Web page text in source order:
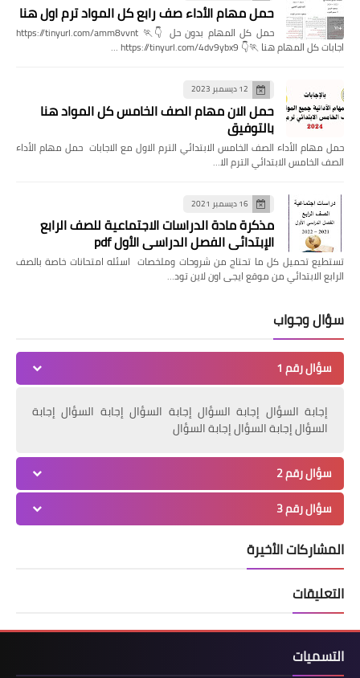
حمل مهام الأداء صف رابع كل المواد ترم اول هنا
حمل كل المهام بدون حل 👇🏃 https://tinyurl.com/amm8vvnt
اجابات كل المهام هنا 🏃👇 https://tinyurl.com/4dv9ybx9 …
12 ديسمبر 2023
حمل الان مهام الصف الخامس كل المواد هنا
بالتوفيق
حمل مهام الأداء الصف الخامس الابتدائي الترم الاول مع الاجابات حمل مهام الأداء
الصف الخامس الابتدائي الترم الا…
16 ديسمبر 2021
مذكرة مادة الدراسات الاجتماعية للصف الرابع
الإبتدائي الفصل الدراسي الأول pdf
تستطيع تحميل كل ما تحتاج من شروحات وملخصات اسئله امتحانات خاصة بالصف
الرابع الابتدائي من موقع ايجى اون لاين تود…
سؤال وجواب
سؤال رقم 1
إجابة السؤال إجابة السؤال إجابة السؤال إجابة السؤال إجابة
السؤال إجابة السؤال إجابة السؤال
سؤال رقم 2
سؤال رقم 3
المشاركات الأخيرة
التعليقات
التسميات